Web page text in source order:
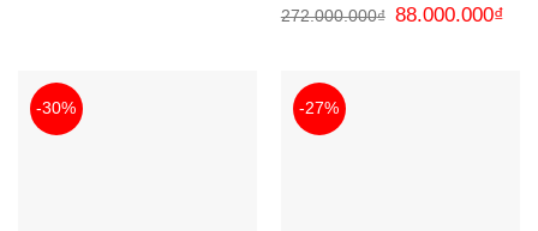
272.000.000₫
Giá
gốc
88.000.000₫Giá
-30% -27%